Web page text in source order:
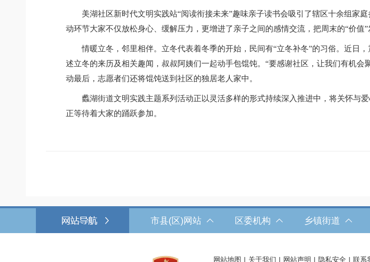
美湖社区新时代文明实践站“阅读衔接未来”趣味亲子读书会吸引了辖区十余组家
动环节大家不仅放松身心、缓解压力，更增进了亲子之间的感情交流，把周末的“价值”
情暖立冬，邻里相伴。立冬代表着冬季的开始，民间有“立冬补冬”的习俗。近日
述立冬的来历及相关趣闻，叔叔阿姨们一起动手包馄饨。“要感谢社区，让我们有机
动最后，志愿者们还将馄饨送到社区的独居老人家中。
蠡湖街道文明实践主题系列活动正以灵活多样的形式持续深入推进中， 将关怀与爱
正等待着大家的踊跃参加。
市县(区)网站 区委机构 乡镇街道
网站地图 | 关于我们 | 网站声明 | 隐私安全 | 联系